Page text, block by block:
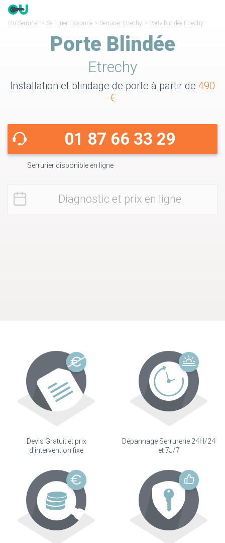
Ou Serrurier > Serrurier Essonne > Serrurier Etrechy > Porte blindée Etrechy
Porte Blindée
Etrechy
Installation et blindage de porte à partir de 490
€
01 87 66 33 29
Serrurier disponible en ligne
Diagnostic et prix en ligne
Devis Gratuit et prix
d'intervention fixe
Dépannage Serrurerie 24H/24
et 7J/7